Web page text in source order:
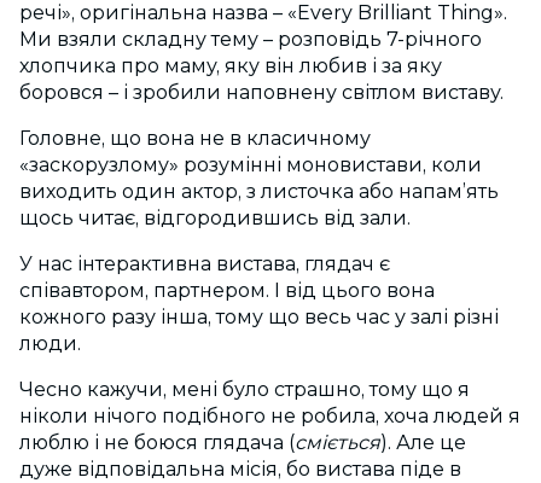
речі», оригінальна назва – «Every Brilliant Thing».
Ми взяли складну тему – розповідь 7-річного
хлопчика про маму, яку він любив і за яку
боровся – і зробили наповнену світлом виставу.
Головне, що вона не в класичному
«заскорузлому» розумінні моновистави, коли
виходить один актор, з листочка або напам’ять
щось читає, відгородившись від зали.
У нас інтерактивна вистава, глядач є
співавтором, партнером. І від цього вона
кожного разу інша, тому що весь час у залі різні
люди.
Чесно кажучи, мені було страшно, тому що я
ніколи нічого подібного не робила, хоча людей я
люблю і не боюся глядача (сміється). Але це
дуже відповідальна місія, бо вистава піде в